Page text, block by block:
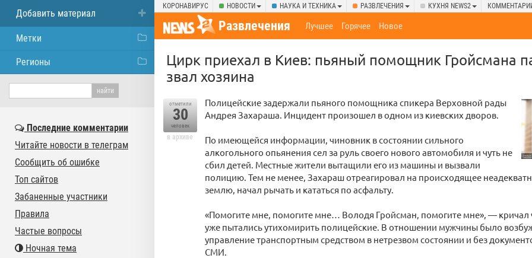
КОРОНАВИРУС НОВОСТИ НАУКА И ТЕХНИКА РАЗВЛЕЧЕНИЯ КУХНЯ NEWS2
Развлечения Лучшее Горячее Новое
Цирк приехал в Киев: пьяный помощник Гройсмана
звал хозяина
отметили
30
человек
в архиве
Полицейские задержали пьяного помощника спикера Верховной рады
Андрея Захараша. Инцидент произошел в одном из киевских дворов.
По имеющейся информации, чиновник в состоянии сильного
алкогольного опьянения сел за руль своего нового автомобиля и чуть не
сбил детей. Местные жители вытащили его из машины и вызвали
полицию. Тем не менее, Захараш отреагировал на происходящее
землю, начал рычать и кататься по асфальту.
«Помогите мне, помогите мне… Володя Гройсман, помогите мне», — кричал
уже пытались утихомирить полицейские. В отношении мужчины было
управление транспортным средством в нетрезвом состоянии и без
СМИ.
Добавить материал
Метки
Регионы
Последние комментарии
Читайте новости в телеграм
Сообщить об ошибке
Топ сайтов
Забаненные участники
Правила
Частые вопросы
Ночная тема